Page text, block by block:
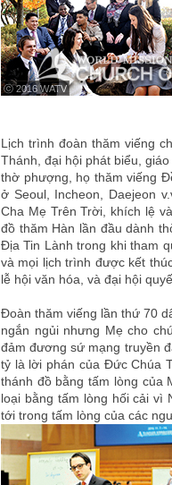
ⓒ 2016 WATV
Lịch trình đoàn thăm viếng
Thánh, đại hội phát biểu,
thờ phượng, họ thăm viếng
ở Seoul, Incheon, Daejeon
Cha Mẹ Trên Trời, khích lệ
đồ thăm Hàn lần đầu dành
Địa Tin Lành trong khi tham
và mọi lịch trình được kết
lễ hội văn hóa, và đại hội
Đoàn thăm viếng lần thứ 70
ngắn ngủi nhưng Mẹ cho
đảm đương sứ mạng truyền
tỷ là lời phán của Đức Chúa
thánh đồ bằng tấm lòng của
loại bằng tấm lòng hối cải vì
tới trong tấm lòng của các